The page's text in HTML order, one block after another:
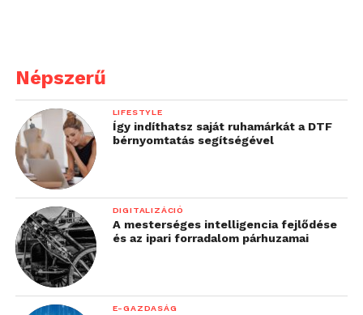
Népszerű
LIFESTYLE
Így indíthatsz saját ruhamárkát a DTF
bérnyomtatás segítségével
DIGITALIZÁCIÓ
A mesterséges intelligencia fejlődése
és az ipari forradalom párhuzamai
E-GAZDASÁG